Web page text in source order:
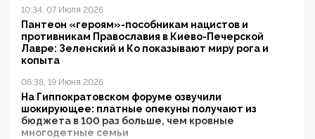
10:34, 07 Июля 2026
Пантеон «героям»-пособникам нацистов и
противникам Православия в Киево-Печерской
Лавре: Зеленский и Ко показывают миру рога и
копыта
06:38, 19 Июня 2026
На Гиппократовском форуме озвучили
шокирующее: платные опекуны получают из
бюджета в 100 раз больше, чем кровные
многодетные семьи